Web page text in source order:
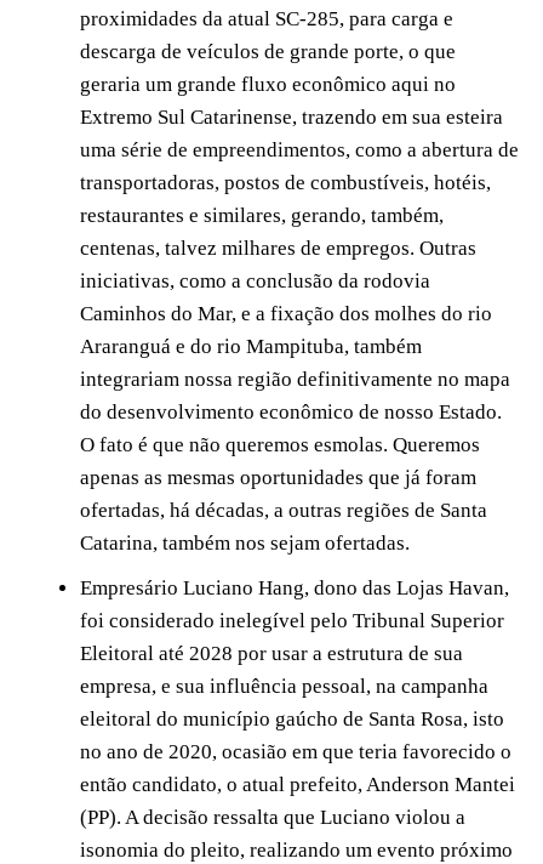
proximidades da atual SC-285, para carga e
descarga de veículos de grande porte, o que
geraria um grande fluxo econômico aqui no
Extremo Sul Catarinense, trazendo em sua esteira
uma série de empreendimentos, como a abertura de
transportadoras, postos de combustíveis, hotéis,
restaurantes e similares, gerando, também,
centenas, talvez milhares de empregos. Outras
iniciativas, como a conclusão da rodovia
Caminhos do Mar, e a fixação dos molhes do rio
Araranguá e do rio Mampituba, também
integrariam nossa região definitivamente no mapa
do desenvolvimento econômico de nosso Estado.
O fato é que não queremos esmolas. Queremos
apenas as mesmas oportunidades que já foram
ofertadas, há décadas, a outras regiões de Santa
Catarina, também nos sejam ofertadas.
Empresário Luciano Hang, dono das Lojas Havan,
foi considerado inelegível pelo Tribunal Superior
Eleitoral até 2028 por usar a estrutura de sua
empresa, e sua influência pessoal, na campanha
eleitoral do município gaúcho de Santa Rosa, isto
no ano de 2020, ocasião em que teria favorecido o
então candidato, o atual prefeito, Anderson Mantei
(PP). A decisão ressalta que Luciano violou a
isonomia do pleito, realizando um evento próximo